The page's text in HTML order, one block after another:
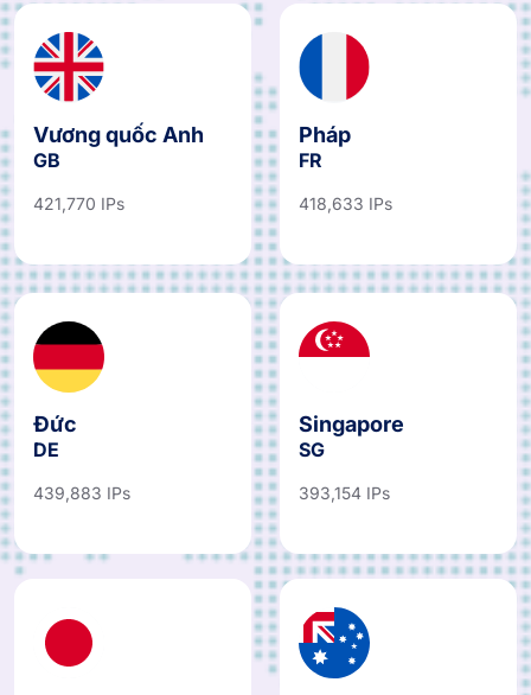
Vương quốc Anh
GB
421,770 IPs
Pháp
FR
418,633 IPs
Đức
DE
439,883 IPs
Singapore
SG
393,154 IPs